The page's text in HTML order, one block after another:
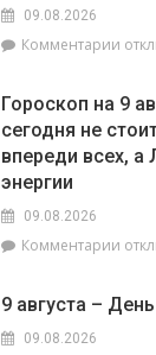
–
09.08.2026
Комментарии к
на
века:
как
Гороскоп на 9
сегодня не
впереди всех, а
энергии
09.08.2026
Комментарии к
на
9 августа –
09.08.2026